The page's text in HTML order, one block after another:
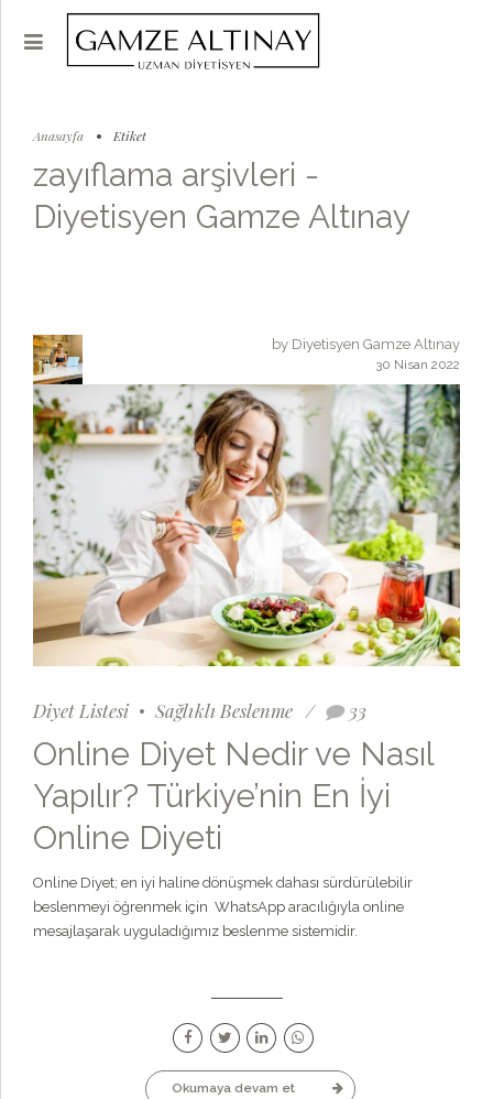
Anasayfa Etiket
zayıflama arşivleri -
Diyetisyen Gamze Altınay
by Diyetisyen Gamze Altınay
30 Nisan 2022
Diyet Listesi Sağlıklı Beslenme 33
Online Diyet Nedir ve Nasıl
Yapılır? Türkiye’nin En İyi
Online Diyeti
Online Diyet; en iyi haline dönüşmek dahası sürdürülebilir
beslenmeyi öğrenmek için WhatsApp aracılığıyla online
mesajlaşarak uyguladığımız beslenme sistemidir.
Okumaya devam et